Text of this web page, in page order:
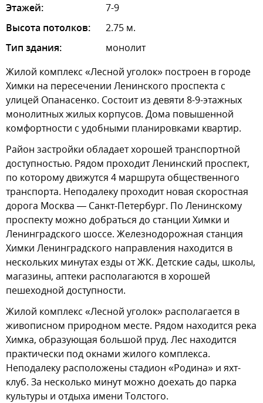
Этажей:
7-9
Высота потолков:
2.75 м.
Тип здания:
монолит
Жилой комплекс «Лесной уголок» построен в городе
Химки на пересечении Ленинского проспекта с
улицей Опанасенко. Состоит из девяти 8-9-этажных
монолитных жилых корпусов. Дома повышенной
комфортности с удобными планировками квартир.
Район застройки обладает хорошей транспортной
доступностью. Рядом проходит Ленинский проспект,
по которому движутся 4 маршрута общественного
транспорта. Неподалеку проходит новая скоростная
дорога Москва — Санкт-Петербург. По Ленинскому
проспекту можно добраться до станции Химки и
Ленинградского шоссе. Железнодорожная станция
Химки Ленинградского направления находится в
нескольких минутах езды от ЖК. Детские сады, школы,
магазины, аптеки располагаются в хорошей
пешеходной доступности.
Жилой комплекс «Лесной уголок» располагается в
живописном природном месте. Рядом находится река
Химка, образующая большой пруд. Лес находится
практически под окнами жилого комплекса.
Неподалеку расположены стадион «Родина» и яхт-
клуб. За несколько минут можно доехать до парка
культуры и отдыха имени Толстого.